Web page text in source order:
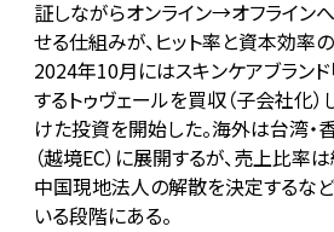
証しながらオンライン→オフライン
せる仕組みが、ヒット率と資本効率
2024年10月にはスキンケアブランド
するトゥヴェールを買収（子会社化
けた投資を開始した。海外は台湾・
（越境EC）に展開するが、売上比率
中国現地法人の解散を決定するな
いる段階にある。